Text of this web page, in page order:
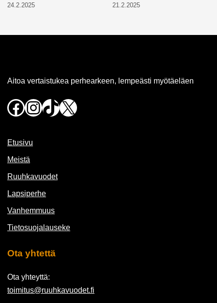
24.2.2025 21.2.2025
Aitoa vertaistukea perhearkeen, lempeästi myötäeläen
Facebook
Instagram
TikTok
X
Etusivu
Meistä
Ruuhkavuodet
Lapsiperhe
Vanhemmuus
Tietosuojalauseke
Ota yhtettä
Ota yhteyttä:
toimitus@ruuhkavuodet.fi